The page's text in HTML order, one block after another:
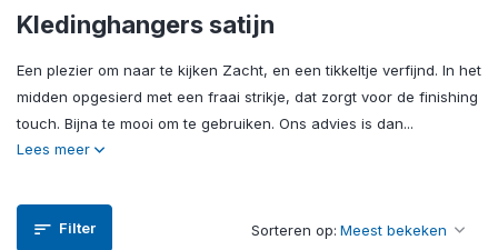
Kledinghangers satijn
Een plezier om naar te kijken Zacht, en een tikkeltje verfijnd. In het
midden opgesierd met een fraai strikje, dat zorgt voor de finishing
touch. Bijna te mooi om te gebruiken. Ons advies is dan...
Lees meer
Filter Sorteren op: